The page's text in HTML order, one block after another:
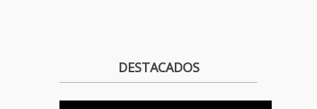
DESTACADOS